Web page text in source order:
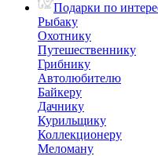
Подарки по
Рыбаку
Охотнику
Путешественнику
Грибнику
Автолюбителю
Байкеру
Дачнику
Курильщику
Коллекционеру
Меломану